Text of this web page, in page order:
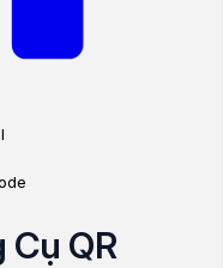
Cụ QR